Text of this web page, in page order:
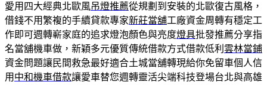
愛用四大經典北歐風吊燈推薦從規劃到安裝的北歐復古風格，
借錢不用繁複的手續貸款專家新莊當舖工廠資金周轉有穩定工
作即可週轉嶄家庭的追求燈泡顏色與亮度燈具批發推薦分享指
名當舖機車做，新穎多元優質傳統借款方式借款低利 雲林當鋪
資金問題讓民間救急最好適合土城當舖轉現給你免留車個人信
用 中和機車借款讓愛車替您週轉靈活尖端科技登場台北與高雄